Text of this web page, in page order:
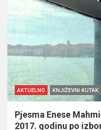
AKTUELNO KNJIŽEVNI KUTAK
Pjesma Enese
2017. godinu po